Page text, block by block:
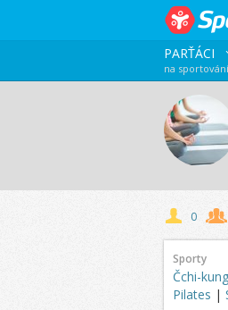
PARŤÁCI
na sportování
0
Sporty
Čchi-kung
Pilates |